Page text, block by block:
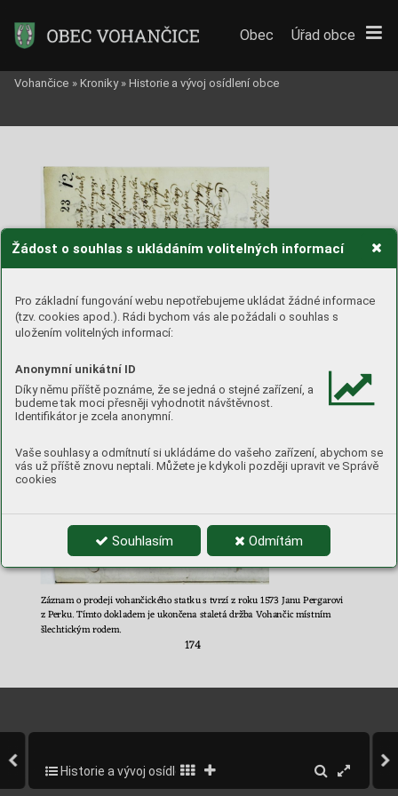
Žádost o souhlas s ukládáním volitelných informací
Pro základní fungování webu nepotřebujeme ukládat žádné informace
(tzv. cookies apod.). Rádi bychom vás ale požádali o souhlas s
uložením volitelných informací:
Anonymní unikátní ID
Díky němu příště poznáme, že se jedná o stejné zařízení, a
budeme tak moci přesněji vyhodnotit návštěvnost.
Identifikátor je zcela anonymní.
Vaše souhlasy a odmítnutí si ukládáme do vašeho zařízení, abychom se
vás už příště znovu neptali. Můžete je kdykoli později upravit ve Správě
cookies
Souhlasím Odmítám
174
Záznam o prodeji vohančického statku s tvrzí z roku 1573 Janu Pergarovi
z Perku. Tímto dokladem je ukončena staletá držba Vohančic místním
šlechtickým rodem.
Obec Úřad obce
Vohančice » Kroniky » Historie a vývoj osídlení obce
Historie a vývoj osídlení obce